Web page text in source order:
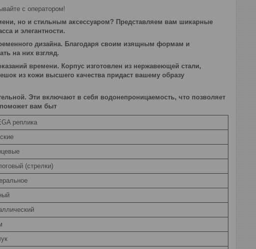
с оператором!
но и стильным аксессуаром? Представляем вам шикарные
и элегантности.
дизайна. Благодаря своим изящным формам и
на них взгляд.
времени. Корпус изготовлен из нержавеющей стали,
из кожи высшего качества придаст вашему образу
Эти включают в себя водонепроницаемость, что позволяет
вам быт
реплика
(стрелки)